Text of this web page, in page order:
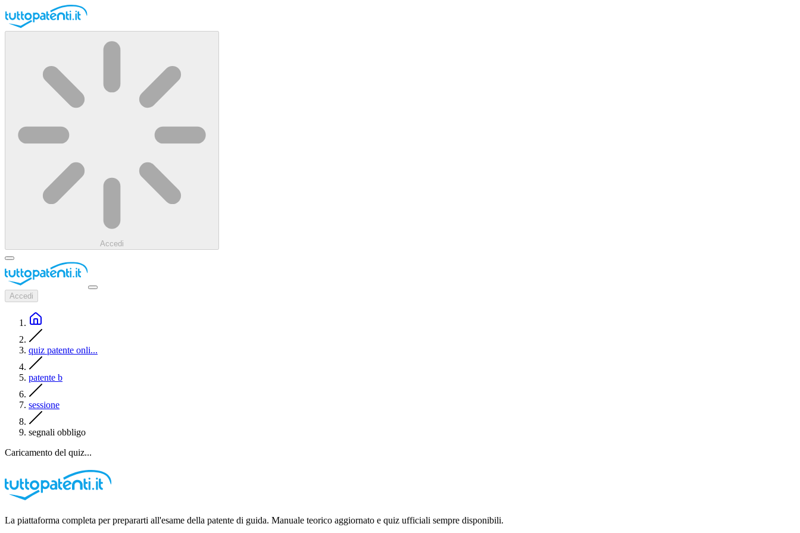
Accedi
Accedi
quiz patente onli...
patente b
sessione
segnali obbligo
Caricamento del quiz...
La piattaforma completa per prepararti all'esame della patente di guida. Manuale teorico aggiornato e quiz ufficiali sempre disponibili.